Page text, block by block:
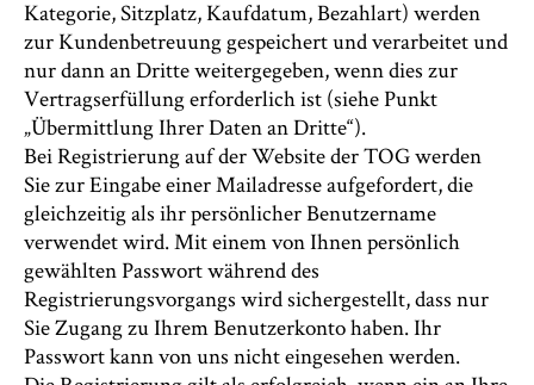
Kategorie, Sitzplatz, Kaufdatum, Bezahlart) werden
zur Kundenbetreuung gespeichert und verarbeitet und
nur dann an Dritte weitergegeben, wenn dies zur
Vertragserfüllung erforderlich ist (siehe Punkt
„Übermittlung Ihrer Daten an Dritte“).
Bei Registrierung auf der Website der TOG werden
Sie zur Eingabe einer Mailadresse aufgefordert, die
gleichzeitig als ihr persönlicher Benutzername
verwendet wird. Mit einem von Ihnen persönlich
gewählten Passwort während des
Registrierungsvorgangs wird sichergestellt, dass nur
Sie Zugang zu Ihrem Benutzerkonto haben. Ihr
Passwort kann von uns nicht eingesehen werden.